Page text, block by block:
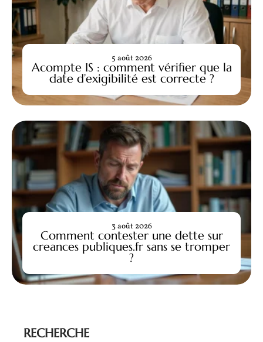
Acompte IS : comment vérifier que la
date d’exigibilité est correcte ?
5 août 2026
Comment contester une dette sur
creances publiques.fr sans se tromper
?
3 août 2026
RECHERCHE